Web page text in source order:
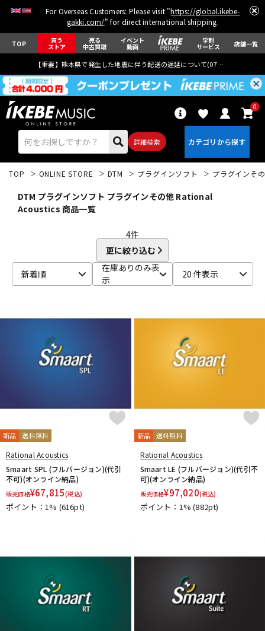
For Overseas Customers: Please visit "https://global.ikebe-
gakki.com/" for direct international shipping.
TOP 買う
ストア
売る
中古買取
イベント
動画
学割
サービス 店舗一覧
【重要】熊本県で発生した地震に伴う配送の遅延について(07月29日
詳細検索
0
ベース ウクレレ
キーボード 電子ピアノ
管楽器 その他楽器
アンプ エフェクター
DJ機器 DTM
配信/ライブ機器 楽器アクセサリ
TOP ONLINE STORE DTM プラグインソフト プラグインそ
DTM プラグインソフト プラグインその他 Rational
Acoustics 商品一覧
4件
更に絞り込む
新着順
在庫ありのみ表
示
20 件表示
新品 送料無料
Rational Acoustics
Smaart SPL (フルバージョン)(代引
不可)(オンライン納品)
販売価格¥67,815(税込)
ポイント：1% (616pt)
新品 送料無料
Rational Acoustics
Smaart LE (フルバージョン)(代引不
可)(オンライン納品)
販売価格¥97,020(税込)
ポイント：1%(882pt)